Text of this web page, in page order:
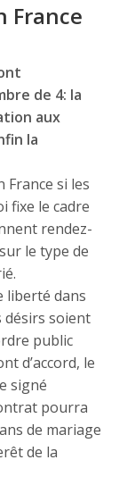
France
de 4: la
aux
la
France si les
fixe le cadre
rendez-
le type de
liberté dans
désirs soient
public
d’accord, le
signé
pourra
de mariage
de la